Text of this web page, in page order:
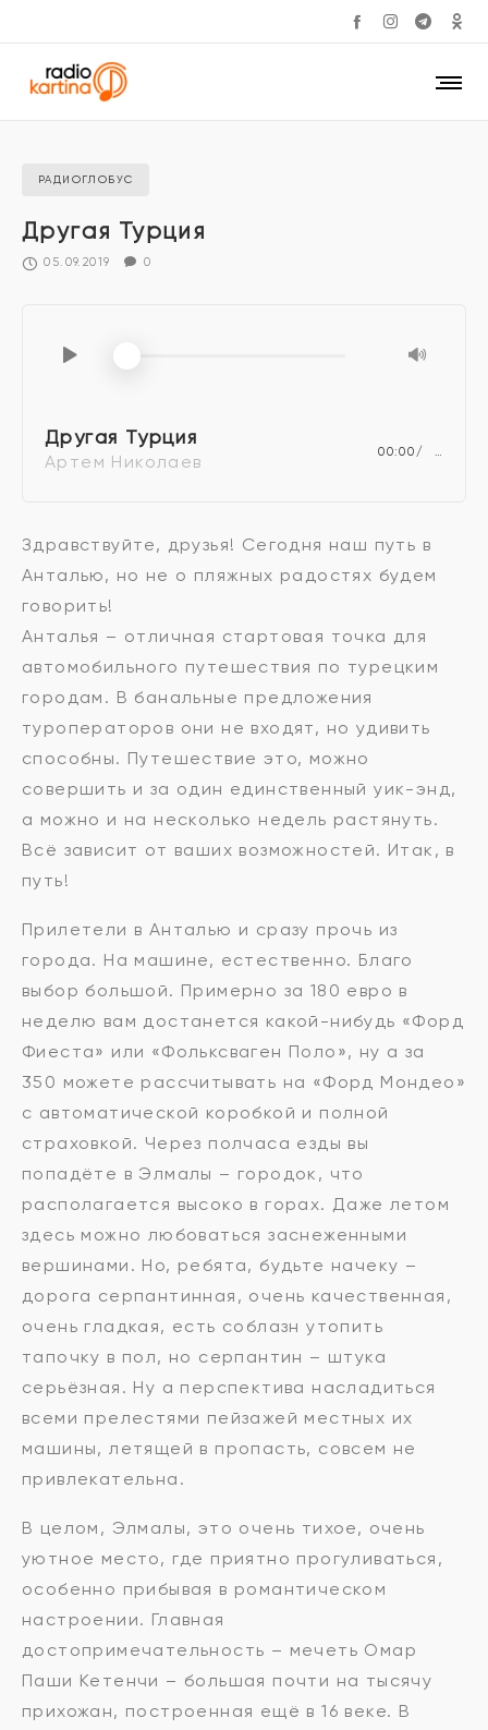
РАДИОГЛОБУС
Другая Турция
05.09.2019 0
Другая Турция
Артем Николаев 00:00 …
Здравствуйте, друзья! Сегодня наш путь в
Анталью, но не о пляжных радостях будем
говорить!
Анталья – отличная стартовая точка для
автомобильного путешествия по турецким
городам. В банальные предложения
туроператоров они не входят, но удивить
способны. Путешествие это, можно
совершить и за один единственный уик-энд,
а можно и на несколько недель растянуть.
Всё зависит от ваших возможностей. Итак, в
путь!
Прилетели в Анталью и сразу прочь из
города. На машине, естественно. Благо
выбор большой. Примерно за 180 евро в
неделю вам достанется какой-нибудь «Форд
Фиеста» или «Фольксваген Поло», ну а за
350 можете рассчитывать на «Форд Мондео»
с автоматической коробкой и полной
страховкой. Через полчаса езды вы
попадёте в Элмалы – городок, что
располагается высоко в горах. Даже летом
здесь можно любоваться заснеженными
вершинами. Но, ребята, будьте начеку –
дорога серпантинная, очень качественная,
очень гладкая, есть соблазн утопить
тапочку в пол, но серпантин – штука
серьёзная. Ну а перспектива насладиться
всеми прелестями пейзажей местных их
машины, летящей в пропасть, совсем не
привлекательна.
В целом, Элмалы, это очень тихое, очень
уютное место, где приятно прогуливаться,
особенно прибывая в романтическом
настроении. Главная
достопримечательность – мечеть Омар
Паши Кетенчи – большая почти на тысячу
прихожан, построенная ещё в 16 веке. В